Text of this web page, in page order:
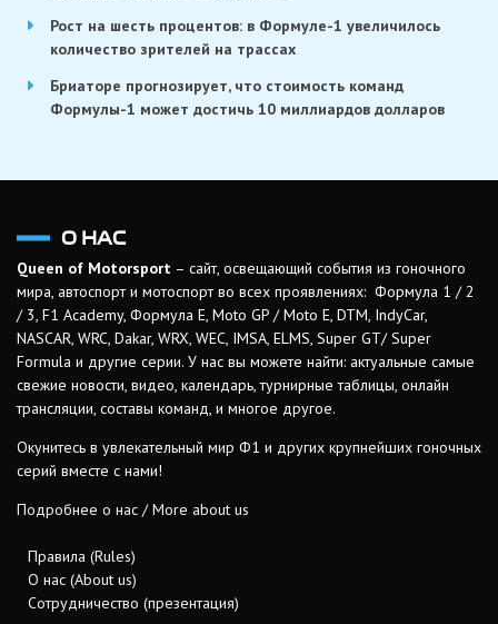
Рост на шесть процентов: в Формуле-1 увеличилось
количество зрителей на трассах
Бриаторе прогнозирует, что стоимость команд
Формулы-1 может достичь 10 миллиардов долларов
О НАС
Queen of Motorsport – сайт, освещающий события из гоночного
мира, автоспорт и мотоспорт во всех проявлениях: Формула 1 / 2
/ 3, F1 Academy, Формула Е, Moto GP / Moto E, DTM, IndyCar,
NASCAR, WRC, Dakar, WRX, WEC, IMSA, ELMS, Super GT/ Super
Formula и другие серии. У нас вы можете найти: актуальные самые
свежие новости, видео, календарь, турнирные таблицы, онлайн
трансляции, составы команд, и многое другое.
Окунитесь в увлекательный мир Ф1 и других крупнейших гоночных
серий вместе с нами!
Подробнее о нас / More about us
Правила (Rules)
О нас (About us)
Сотрудничество (презентация)